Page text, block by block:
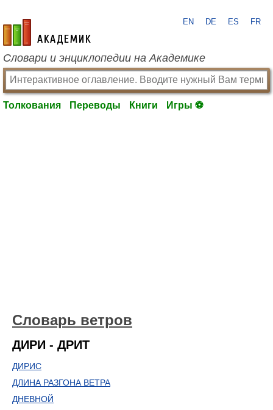
academic.ru
EN DE ES FR
Словари и энциклопедии на Академике
Толкования Переводы Книги Игры ⚽
Словарь ветров
ДИРИ - ДРИТ
ДИРИС
ДЛИНА РАЗГОНА ВЕТРА
ДНЕВНОЙ